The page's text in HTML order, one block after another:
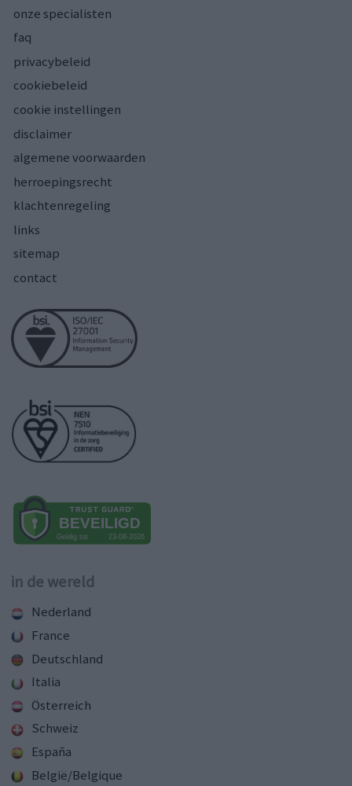
onze specialisten
faq
privacybeleid
cookiebeleid
cookie instellingen
disclaimer
algemene voorwaarden
herroepingsrecht
klachtenregeling
links
sitemap
contact
in de wereld
Nederland
France
Deutschland
Italia
Österreich
Schweiz
España
België/Belgique